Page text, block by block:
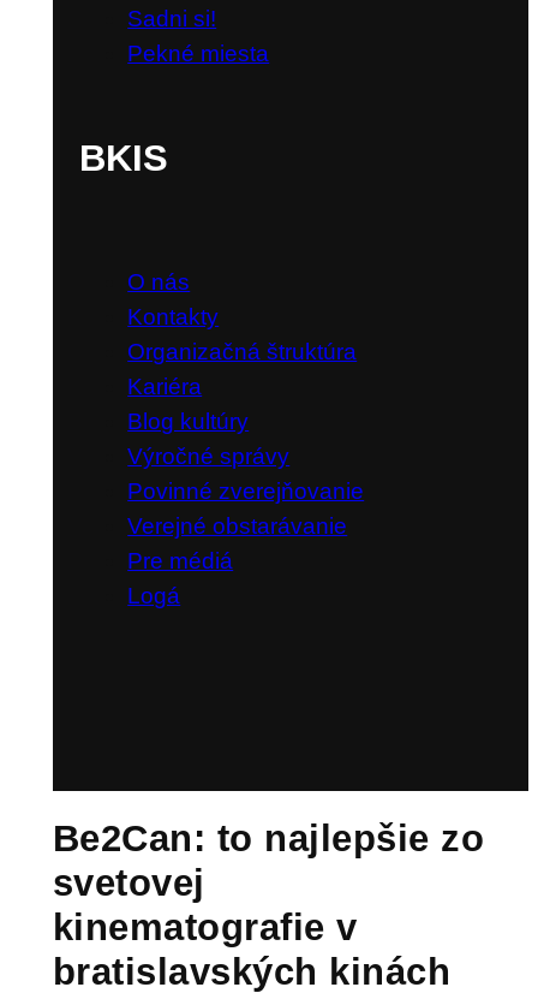
Sadni si!
Pekné miesta
BKIS
O nás
Kontakty
Organizačná štruktúra
Kariéra
Blog kultúry
Výročné správy
Povinné zverejňovanie
Verejné obstarávanie
Pre médiá
Logá
Be2Can: to najlepšie zo
svetovej
kinematografie v
bratislavských kinách